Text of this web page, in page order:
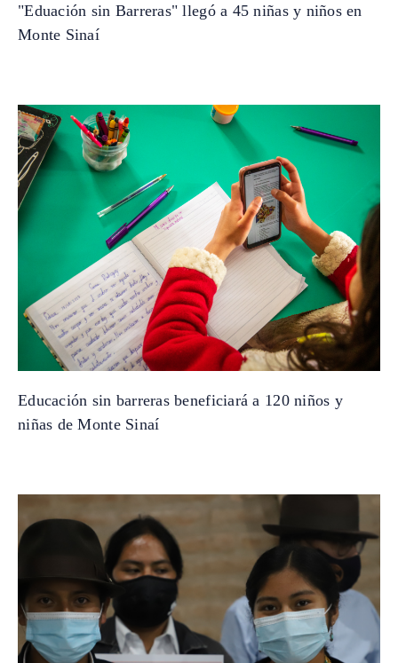
"Eduación sin Barreras" llegó a 45 niñas y niños en
Monte Sinaí
Educación sin barreras beneficiará a 120 niños y
niñas de Monte Sinaí